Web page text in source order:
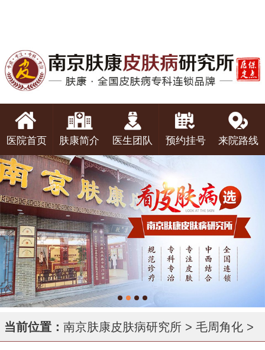
医院首页 肤康简介 医生团队 预约挂号 来院路线
当前位置： 南京肤康皮肤病研究所 > 毛周角化 >